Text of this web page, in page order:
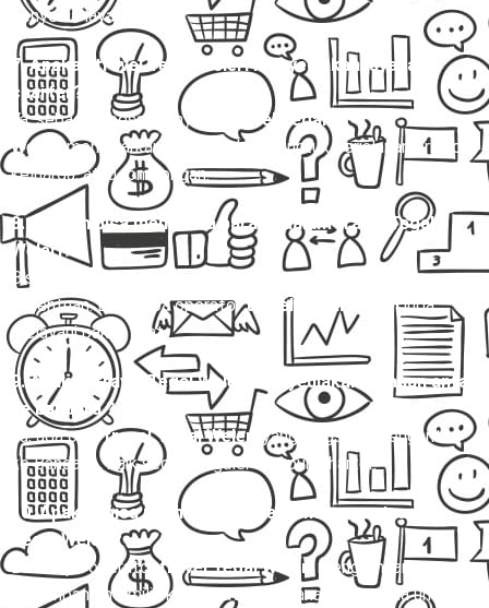
penyedia layanan.
7. Apakah travel Tegal Weleri menyediakan layanan
charter?
Ya, sebagian besar penyedia
travel Tegal
Weleri menawarkan layanan charter untuk perjalanan pribadi,
keluarga, atau rombongan.
8. Apakah bisa membawa barang dalam travel Tegal
Weleri?
Bisa, namun pastikan ukuran dan berat barang sesuai
ketentuan. Beberapa operatortravel Tegal Welerijuga
melayani paket kilat.
9. Apakah travel Tegal Weleri menyediakan layanan antar
ke bandara ?
Ya, ada opsitravel Tegal Weleri
yang langsung mengantar
ke Bandara , baik secara reguler maupun charter.
10. Apakah bisa memilih kursi saat memesan travel
Tegal Weleri?
Beberapa operatortravel Tegal Weleri mengizinkan
penumpang memilih kursi saat pemesanan, terutama untuk